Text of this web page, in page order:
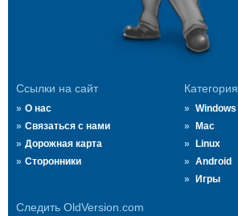
Ссылки на сайт
О нас
Связаться с нами
Дорожная карта
Сторонники
Категория
Windows
Mac
Linux
Android
Игры
Следить OldVersion.com